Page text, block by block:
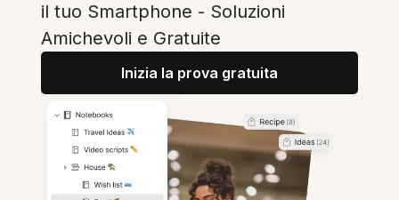
il tuo Smartphone - Soluzioni
Amichevoli e Gratuite
Inizia la prova gratuita